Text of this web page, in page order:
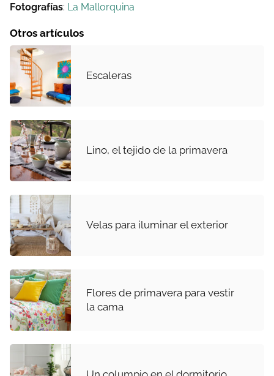
Fotografías: La Mallorquina
Otros artículos
Escaleras
Lino, el tejido de la primavera
Velas para iluminar el exterior
Flores de primavera para vestir
la cama